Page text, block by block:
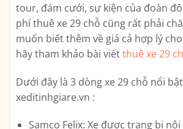
tour, đám cưới, sự kiện của đoàn
phí thuê xe 29 chỗ cũng rất phải
muốn biết thêm về giá cả hợp lý
hãy tham khảo bài viếtthuê xe 29
Dưới đây là 3 dòng xe 29 chỗ nổi
xeditinhgiare.vn :
Samco Felix: Xe được trang bị